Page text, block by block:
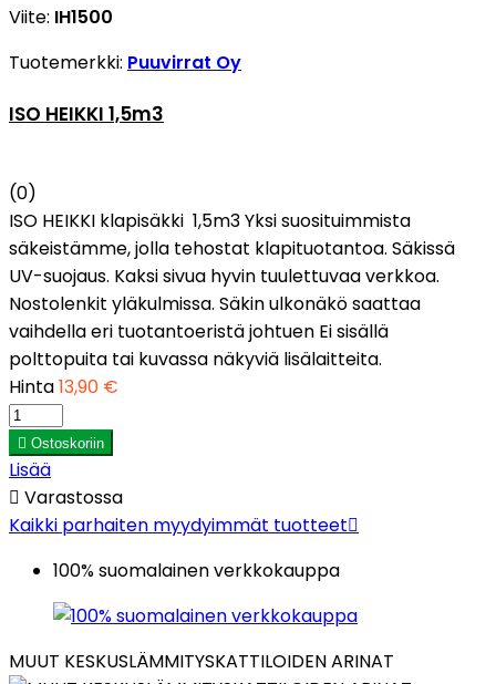
Viite: IH1500
Tuotemerkki: Puuvirrat Oy
ISO HEIKKI 1,5m3
(0)
ISO HEIKKI klapisäkki 1,5m3 Yksi suosituimmista
säkeistämme, jolla tehostat klapituotantoa. Säkissä
UV-suojaus. Kaksi sivua hyvin tuulettuvaa verkkoa.
Nostolenkit yläkulmissa. Säkin ulkonäkö saattaa
vaihdella eri tuotantoeristä johtuen Ei sisällä
polttopuita tai kuvassa näkyviä lisälaitteita.
Hinta13,90 €
 Ostoskoriin
Lisää
 Varastossa
Kaikki parhaiten myydyimmät tuotteet
100% suomalainen verkkokauppa
MUUT KESKUSLÄMMITYSKATTILOIDEN ARINAT